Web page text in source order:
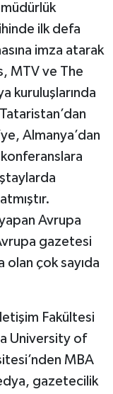
ilk defa
imza atarak
MTV ve The
kuruluşlarında
Almanya’dan
konferanslara
Avrupa
gazetesi
olan çok sayıda
Fakültesi
University of
MBA
gazetecilik